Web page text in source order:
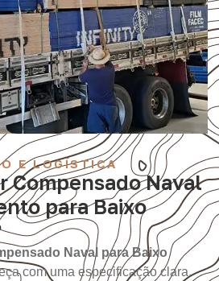
E LOGÍSTICA
Compensado Naval
para Baixo
Naval para Baixo
com uma especificação clara.